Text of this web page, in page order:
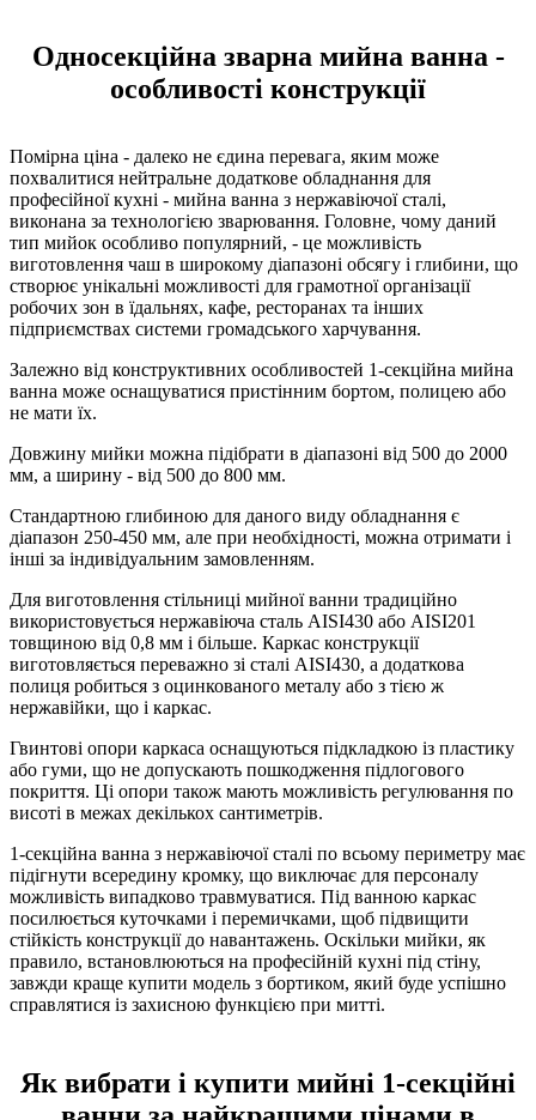
Односекційна зварна мийна ванна -
особливості конструкції
Помірна ціна - далеко не єдина перевага, яким може
похвалитися нейтральне додаткове обладнання для
професійної кухні - мийна ванна з нержавіючої сталі,
виконана за технологією зварювання. Головне, чому даний
тип мийок особливо популярний, - це можливість
виготовлення чаш в широкому діапазоні обсягу і глибини, що
створює унікальні можливості для грамотної організації
робочих зон в їдальнях, кафе, ресторанах та інших
підприємствах системи громадського харчування.
Залежно від конструктивних особливостей 1-секційна мийна
ванна може оснащуватися пристінним бортом, полицею або
не мати їх.
Довжину мийки можна підібрати в діапазоні від 500 до 2000
мм, а ширину - від 500 до 800 мм.
Стандартною глибиною для даного виду обладнання є
діапазон 250-450 мм, але при необхідності, можна отримати і
інші за індивідуальним замовленням.
Для виготовлення стільниці мийної ванни традиційно
використовується нержавіюча сталь AISI430 або AISI201
товщиною від 0,8 мм і більше. Каркас конструкції
виготовляється переважно зі сталі AISI430, а додаткова
полиця робиться з оцинкованого металу або з тією ж
нержавійки, що і каркас.
Гвинтові опори каркаса оснащуються підкладкою із пластику
або гуми, що не допускають пошкодження підлогового
покриття. Ці опори також мають можливість регулювання по
висоті в межах декількох сантиметрів.
1-секційна ванна з нержавіючої сталі по всьому периметру має
підігнути всередину кромку, що виключає для персоналу
можливість випадково травмуватися. Під ванною каркас
посилюється куточками і перемичками, щоб підвищити
стійкість конструкції до навантажень. Оскільки мийки, як
правило, встановлюються на професійній кухні під стіну,
завжди краще купити модель з бортиком, який буде успішно
справлятися із захисною функцією при митті.
Як вибрати і купити мийні 1-секційні